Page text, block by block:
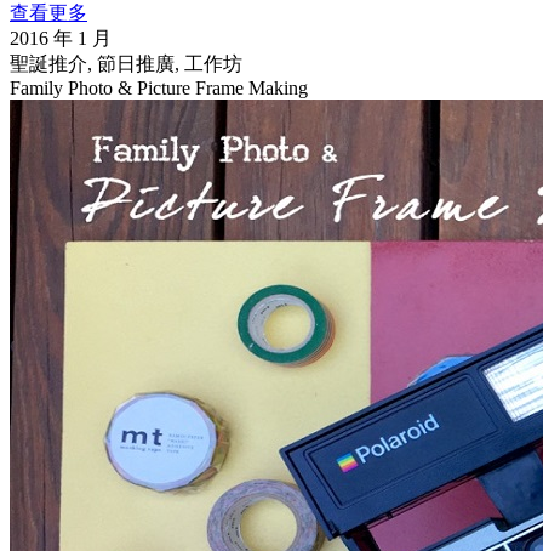
查看更多
2016 年 1 月
聖誕推介, 節日推廣, 工作坊
Family Photo & Picture Frame Making